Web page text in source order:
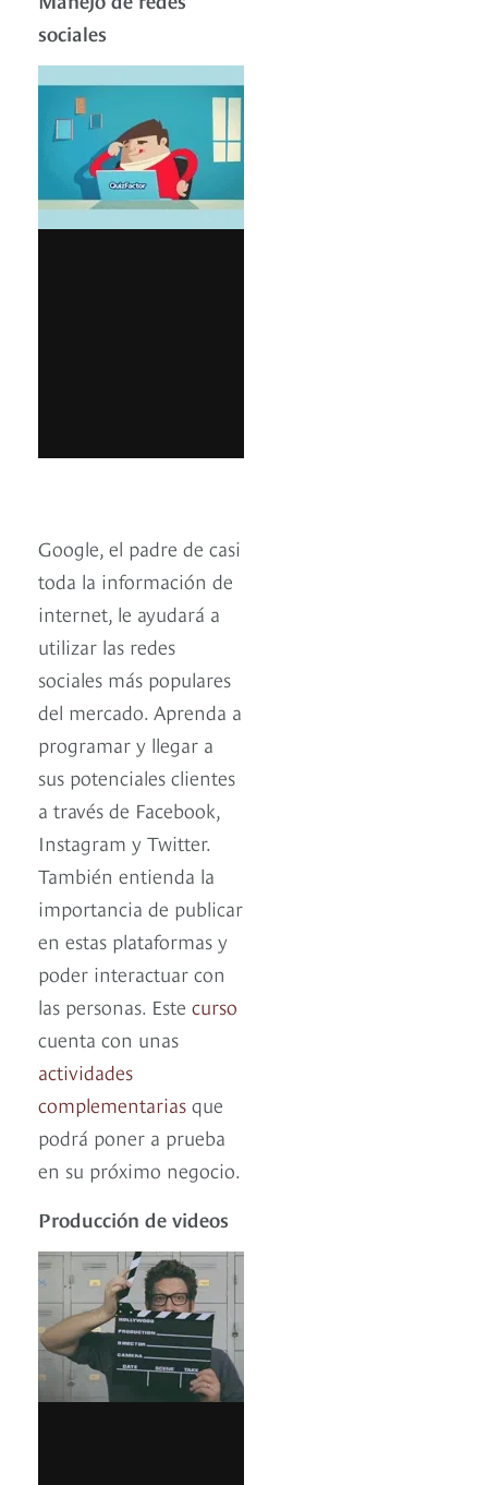
sociales
Google, el padre de casi
toda la información de
internet, le ayudará a
utilizar las redes
sociales más populares
del mercado. Aprenda a
programar y llegar a
sus potenciales clientes
a través de Facebook,
Instagram y Twitter.
También entienda la
importancia de publicar
en estas plataformas y
poder interactuar con
las personas. Este curso
cuenta con unas
actividades
complementarias que
podrá poner a prueba
en su próximo negocio.
Producción de videos